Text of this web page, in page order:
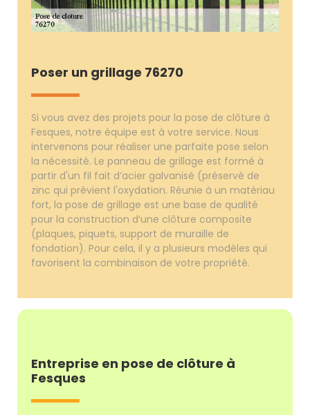
Poser un grillage 76270
Si vous avez des projets pour la pose de clôture à
Fesques, notre équipe est à votre service. Nous
intervenons pour réaliser une parfaite pose selon
la nécessité. Le panneau de grillage est formé à
partir d'un fil fait d’acier galvanisé (préservé de
zinc qui prévient l'oxydation. Réunie à un matériau
fort, la pose de grillage est une base de qualité
pour la construction d’une clôture composite
(plaques, piquets, support de muraille de
fondation). Pour cela, il y a plusieurs modèles qui
favorisent la combinaison de votre propriété.
Entreprise en pose de clôture à
Fesques